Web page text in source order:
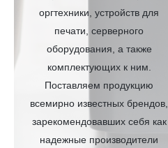
оргтехники, устройств для
печати, серверного
оборудования, а также
комплектующих к ним.
Поставляем продукцию
всемирно известных брендов,
зарекомендовавших себя как
надежные производители